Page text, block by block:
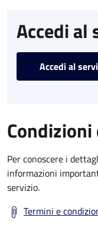
Accedi al
Accedi al
Per conoscere i
informazioni
servizio.
Termini e